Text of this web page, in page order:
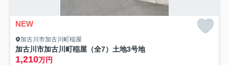
NEW
加古川市加古川町稲屋
加古川市加古川町稲屋（全7）土地3号地
1,210万円